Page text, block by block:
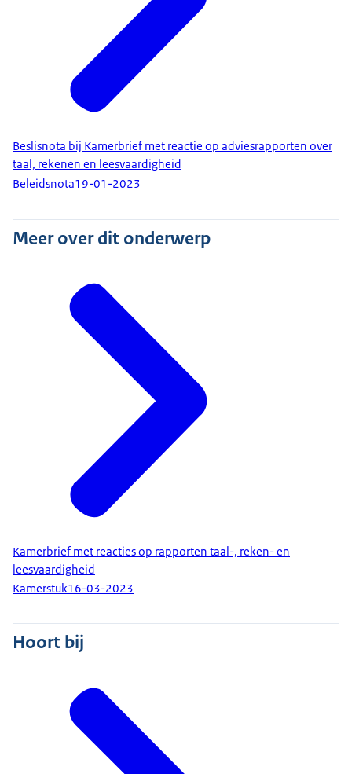
Beslisnota bij Kamerbrief met reactie op adviesrapporten over
taal, rekenen en leesvaardigheid
Beleidsnota19-01-2023
Meer over dit onderwerp
Kamerbrief met reacties op rapporten taal-, reken- en
leesvaardigheid
Kamerstuk16-03-2023
Hoort bij